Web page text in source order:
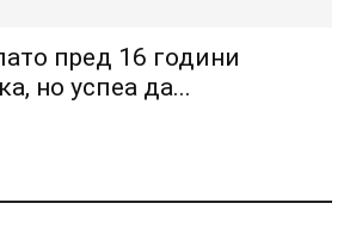
пред 16 години
но успеа да...